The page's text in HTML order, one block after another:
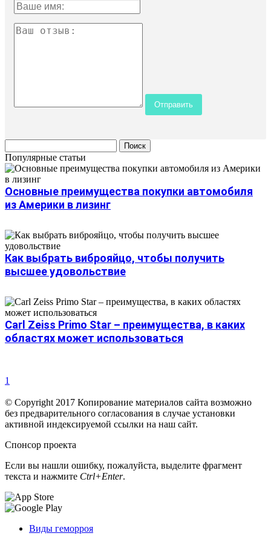
Популярные статьи
Основные преимущества покупки автомобиля
из Америки в лизинг
Как выбрать виброяйцо, чтобы получить
высшее удовольствие
Carl Zeiss Primo Star – преимущества, в каких
областях может использоваться
1
© Copyright 2017 Копирование материалов сайта возможно
без предварительного согласования в случае установки
активной индексируемой ссылки на наш сайт.
Спонсор проекта
Если вы нашли ошибку, пожалуйста, выделите фрагмент
текста и нажмите Ctrl+Enter.
Виды геморроя